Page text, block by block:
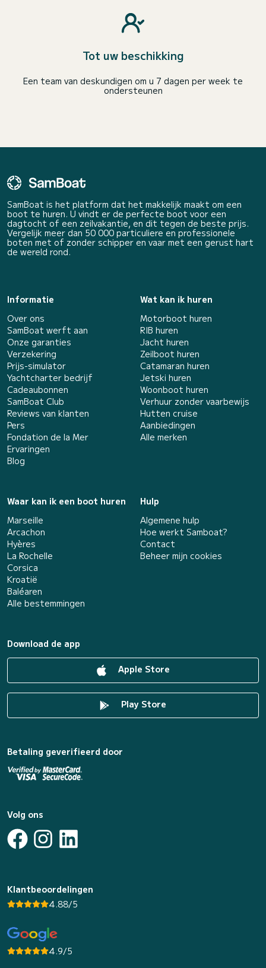
Tot uw beschikking
Een team van deskundigen om u 7 dagen per week te
ondersteunen
SamBoat is het platform dat het makkelijk maakt om een
boot te huren. U vindt er de perfecte boot voor een
dagtocht of een zeilvakantie, en dit tegen de beste prijs.
Vergelijk meer dan 50 000 particuliere en professionele
boten met of zonder schipper en vaar met een gerust hart
de wereld rond.
Informatie
Over ons
SamBoat werft aan
Onze garanties
Verzekering
Prijs-simulator
Yachtcharter bedrijf
Cadeaubonnen
SamBoat Club
Reviews van klanten
Pers
Fondation de la Mer
Ervaringen
Blog
Wat kan ik huren
Motorboot huren
RIB huren
Jacht huren
Zeilboot huren
Catamaran huren
Jetski huren
Woonboot huren
Verhuur zonder vaarbewijs
Hutten cruise
Aanbiedingen
Alle merken
Waar kan ik een boot huren
Marseille
Arcachon
Hyères
La Rochelle
Corsica
Kroatië
Baléaren
Alle bestemmingen
Hulp
Algemene hulp
Hoe werkt Samboat?
Contact
Beheer mijn cookies
Download de app
Apple Store
Play Store
Betaling geverifieerd door
Volg ons
Klantbeoordelingen
4.88/5
4.9/5